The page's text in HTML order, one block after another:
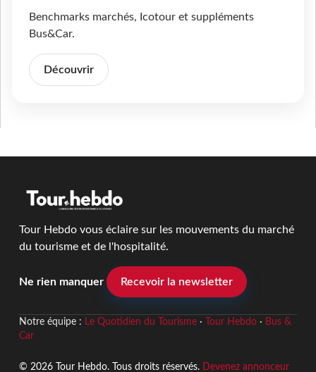
Benchmarks marchés, Icotour et suppléments
Bus&Car.
Découvrir
Tour Hebdo vous éclaire sur les mouvements du marché
du tourisme et de l'hospitalité.
Ne rien manquer Recevoir la newsletter
Notre équipe : Le Quotidien du Tourisme· Tour Hebdo· Bus &
Car
© 2026 Tour Hebdo. Tous droits réservés. Devenez annonceur